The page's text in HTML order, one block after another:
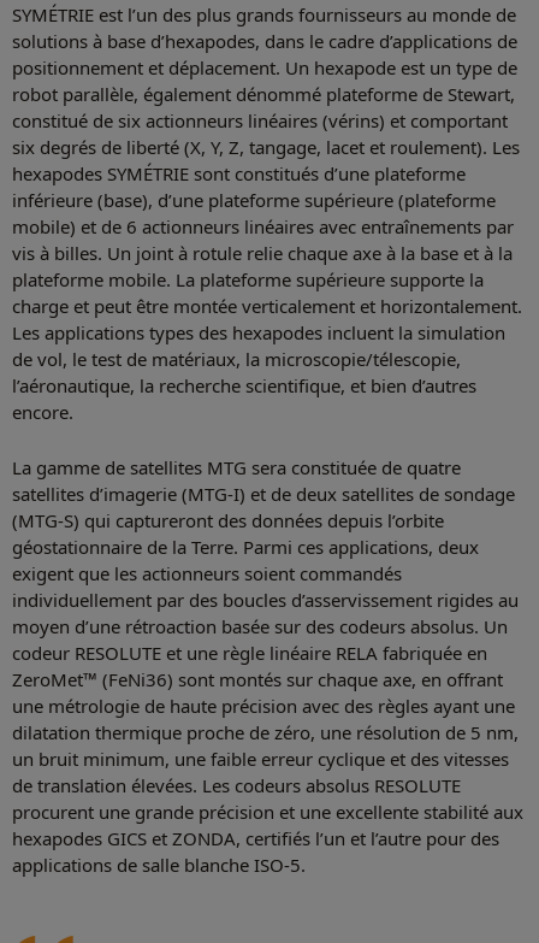
SYMÉTRIE est l’un des plus grands fournisseurs au monde de
solutions à base d’hexapodes, dans le cadre d’applications de
positionnement et déplacement. Un hexapode est un type de
robot parallèle, également dénommé plateforme de Stewart,
constitué de six actionneurs linéaires (vérins) et comportant
six degrés de liberté (X, Y, Z, tangage, lacet et roulement). Les
hexapodes SYMÉTRIE sont constitués d’une plateforme
inférieure (base), d’une plateforme supérieure (plateforme
mobile) et de 6 actionneurs linéaires avec entraînements par
vis à billes. Un joint à rotule relie chaque axe à la base et à la
plateforme mobile. La plateforme supérieure supporte la
charge et peut être montée verticalement et horizontalement.
Les applications types des hexapodes incluent la simulation
de vol, le test de matériaux, la microscopie/télescopie,
l’aéronautique, la recherche scientifique, et bien d’autres
encore.
La gamme de satellites MTG sera constituée de quatre
satellites d’imagerie (MTG-I) et de deux satellites de sondage
(MTG-S) qui captureront des données depuis l’orbite
géostationnaire de la Terre. Parmi ces applications, deux
exigent que les actionneurs soient commandés
individuellement par des boucles d’asservissement rigides au
moyen d’une rétroaction basée sur des codeurs absolus. Un
codeur RESOLUTE et une règle linéaire RELA fabriquée en
ZeroMet™ (FeNi36) sont montés sur chaque axe, en offrant
une métrologie de haute précision avec des règles ayant une
dilatation thermique proche de zéro, une résolution de 5 nm,
un bruit minimum, une faible erreur cyclique et des vitesses
de translation élevées. Les codeurs absolus RESOLUTE
procurent une grande précision et une excellente stabilité aux
hexapodes GICS et ZONDA, certifiés l’un et l’autre pour des
applications de salle blanche ISO-5.